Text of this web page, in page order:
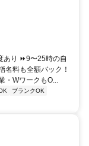
あり ⏩9〜25時の自
料も全額バック！
・WワークもO...
ブランクOK